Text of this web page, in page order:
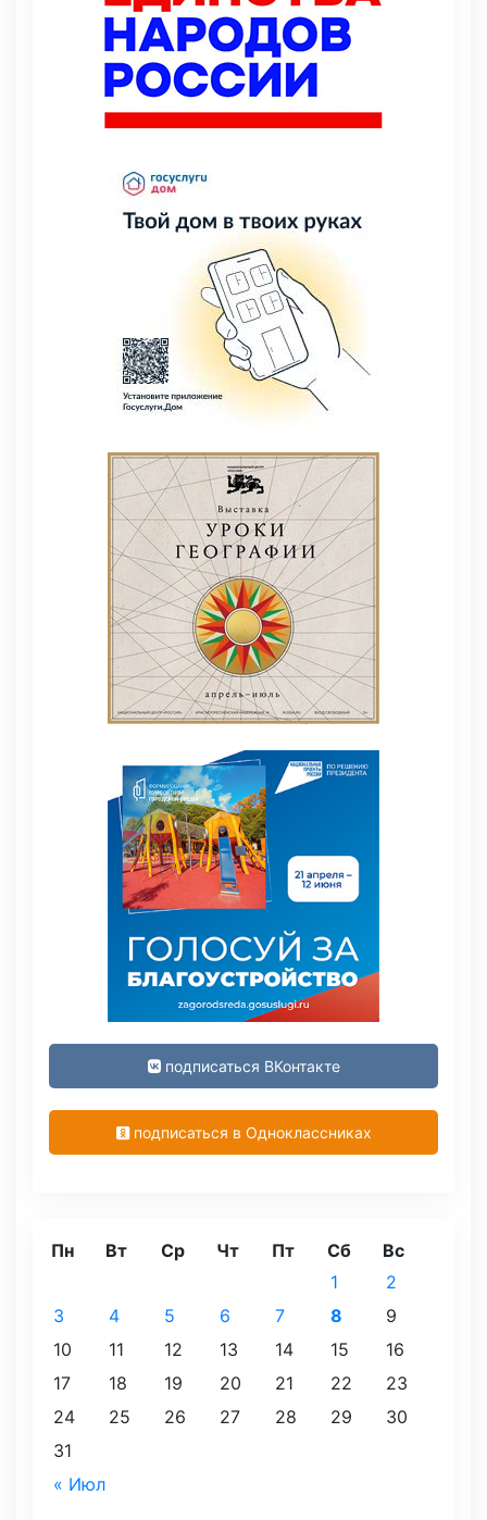
подписаться ВКонтакте
подписаться в Одноклассниках
Пн Вт Ср Чт Пт Сб Вс
« Июл
1
2
3
4 5 6 7 8
9
10
11 12 13 14 15
16
17
18 19 20 21 22
23
24
25 26 27 28 29
30
31